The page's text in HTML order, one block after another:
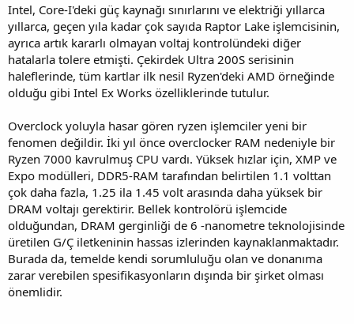
Intel, Core-I'deki güç kaynağı sınırlarını ve elektriği yıllarca
yıllarca, geçen yıla kadar çok sayıda Raptor Lake işlemcisinin,
ayrıca artık kararlı olmayan voltaj kontrolündeki diğer
hatalarla tolere etmişti. Çekirdek Ultra 200S serisinin
haleflerinde, tüm kartlar ilk nesil Ryzen'deki AMD örneğinde
olduğu gibi Intel Ex Works özelliklerinde tutulur.
Overclock yoluyla hasar gören ryzen işlemciler yeni bir
fenomen değildir. İki yıl önce overclocker RAM nedeniyle bir
Ryzen 7000 kavrulmuş CPU vardı. Yüksek hızlar için, XMP ve
Expo modülleri, DDR5-RAM tarafından belirtilen 1.1 volttan
çok daha fazla, 1.25 ila 1.45 volt arasında daha yüksek bir
DRAM voltajı gerektirir. Bellek kontrolörü işlemcide
olduğundan, DRAM gerginliği de 6 -nanometre teknolojisinde
üretilen G/Ç iletkeninin hassas izlerinden kaynaklanmaktadır.
Burada da, temelde kendi sorumluluğu olan ve donanıma
zarar verebilen spesifikasyonların dışında bir şirket olması
önemlidir.